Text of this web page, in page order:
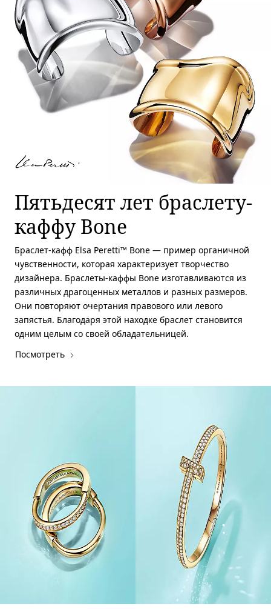
Пятьдесят лет браслету-
каффу Bone
Браслет-кафф Elsa Peretti™ Bone — пример органичной
чувственности, которая характеризует творчество
дизайнера. Браслеты-каффы Bone изготавливаются из
различных драгоценных металлов и разных размеров.
Они повторяют очертания правового или левого
запястья. Благодаря этой находке браслет становится
одним целым со своей обладательницей.
Посмотреть